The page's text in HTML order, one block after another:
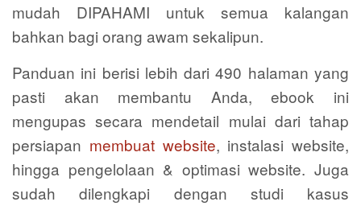
mudah DIPAHAMI untuk semua kalangan
bahkan bagi orang awam sekalipun.
Panduan ini berisi lebih dari 490 halaman yang
pasti akan membantu Anda, ebook ini
mengupas secara mendetail mulai dari tahap
persiapan membuat website, instalasi website,
hingga pengelolaan & optimasi website. Juga
sudah dilengkapi dengan studi kasus